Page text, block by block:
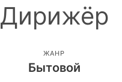
Дирижёр
ЖАНР
Бытовой